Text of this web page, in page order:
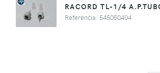
RACORD TL-1/4
Referencia: 545050404